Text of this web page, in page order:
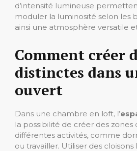
d’intensité lumineuse
moduler la luminosité selon les
ainsi une atmosphère versatile
Comment créer
distinctes dans
ouvert
Dans une chambre en loft, l’
la possibilité de créer des zones
différentes activités, comme
ou travailler. Utiliser des cloisons